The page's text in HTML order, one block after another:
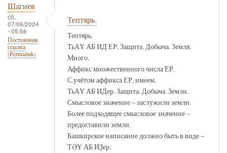
Шагиев
сб,
07/06/2024
- 05:56
Постоянная
ссылка
(Permalink)
Тептярь.
Тептярь.
ТьАҮ АБ ИД ЕР. Защита. Добыча. Земля.
Много.
Аффикс множественного числа ЕР.
С учётом аффикса ЕР, имеем.
ТьАҮ АБ ИДер. Защита. Добыча. Земли.
Смысловое значение – заслужили земли.
Более подходящее смысловое значение –
предоставили земли.
Башкирское написание должно быть в виде –
ТӘҮ АБ ИҘер.